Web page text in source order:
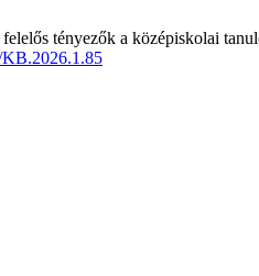
tényezők a középiskolai
KB.2026.1.85